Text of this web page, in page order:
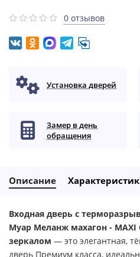
0 отзывов
Установка дверей
Замер в день
обращения
Описание
Входная дверь с
Муар Меланж махагон - MAXI
зеркалом — это элегантная,
дверь Премиум класса,